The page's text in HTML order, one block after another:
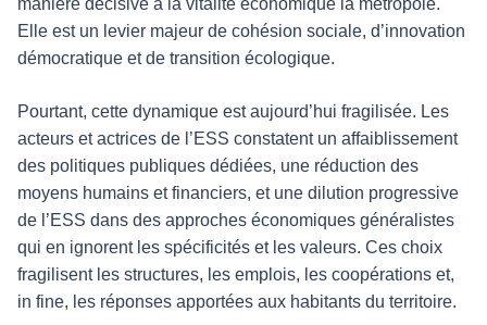
manière décisive à la vitalité économique la métropole.
Elle est un levier majeur de cohésion sociale, d’innovation
démocratique et de transition écologique.
Pourtant, cette dynamique est aujourd’hui fragilisée. Les
acteurs et actrices de l’ESS constatent un affaiblissement
des politiques publiques dédiées, une réduction des
moyens humains et financiers, et une dilution progressive
de l’ESS dans des approches économiques généralistes
qui en ignorent les spécificités et les valeurs. Ces choix
fragilisent les structures, les emplois, les coopérations et,
in fine, les réponses apportées aux habitants du territoire.